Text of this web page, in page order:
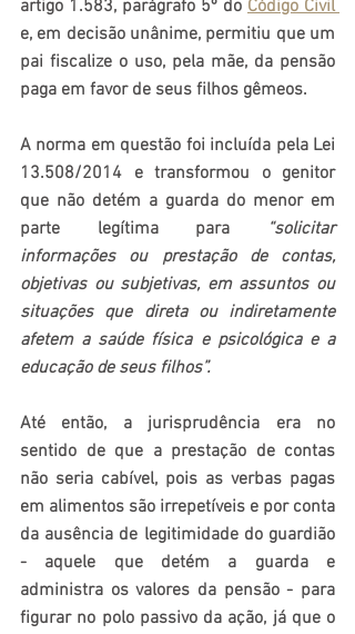
artigo 1.583, parágrafo 5º do
Código Civil
e, em decisão unânime, permitiu que um
pai fiscalize o uso, pela mãe, da pensão
paga em favor de seus filhos gêmeos.
A norma em questão foi incluída pela Lei
13.508/2014 e transformou o genitor
que não detém a guarda do menor em
parte legítima para
“solicitar
informações ou prestação de contas,
objetivas ou subjetivas, em assuntos ou
situações que direta ou indiretamente
afetem a saúde física e psicológica e a
educação de seus filhos”.
Até então, a jurisprudência era no
sentido de que a prestação de contas
não seria cabível, pois as verbas pagas
em alimentos são irrepetíveis e por conta
da ausência de legitimidade do guardião
- aquele que detém a guarda e
administra os valores da pensão - para
figurar no polo passivo da ação, já que o